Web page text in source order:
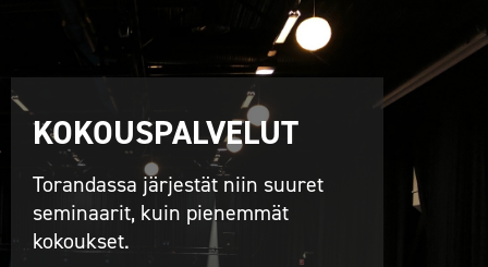
KOKOUSPALVELUT
Torandassa järjestät niin suuret
seminaarit, kuin pienemmät
kokoukset.